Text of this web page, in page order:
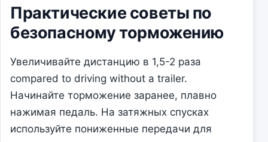
Практические советы по
безопасному торможению
Увеличивайте дистанцию в 1,5-2 раза
compared to driving without a trailer.
Начинайте торможение заранее, плавно
нажимая педаль. На затяжных спусках
используйте пониженные передачи для